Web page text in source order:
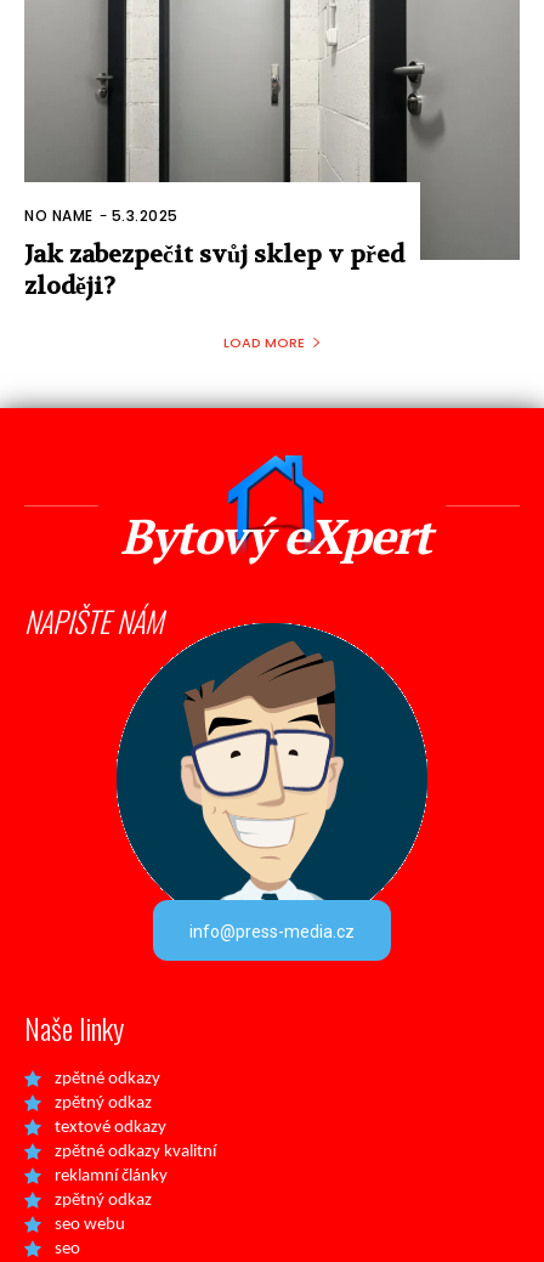
NO NAME - 5.3.2025
Jak zabezpečit svůj sklep v před
zloději?
LOAD MORE
Bytový eXpert
NAPIŠTE NÁM
info@press-media.cz
Naše linky
zpětné odkazy
zpětný odkaz
textové odkazy
zpětné odkazy kvalitní
reklamní články
zpětný odkaz
seo webu
seo